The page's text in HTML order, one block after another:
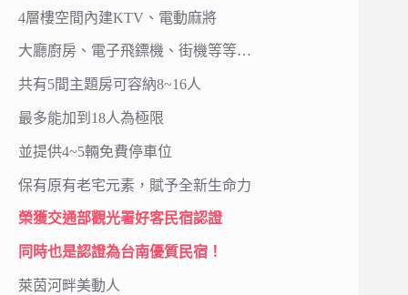
4層樓空間內建KTV、電動麻將
大廳廚房、電子飛鏢機、街機等等…
共有5間主題房可容納8~16人
最多能加到18人為極限
並提供4~5輛免費停車位
保有原有老宅元素，賦予全新生命力
榮獲交通部觀光署好客民宿認證
同時也是認證為台南優質民宿！
萊茵河畔美動人